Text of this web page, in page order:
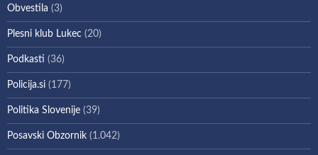
Obvestila (3)
Plesni klub Lukec (20)
Podkasti (36)
Policija.si (177)
Politika Slovenije (39)
Posavski Obzornik (1.042)